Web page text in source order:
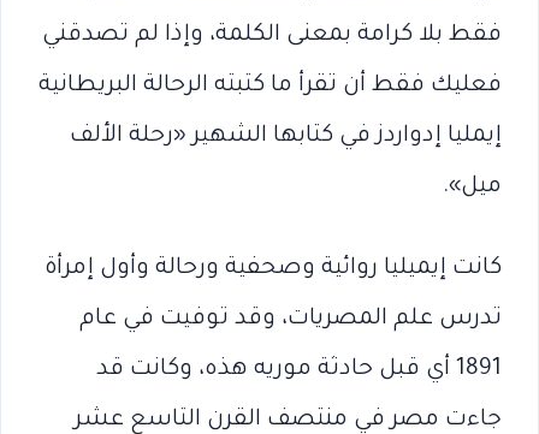
فقط بلا كرامة بمعنى الكلمة، وإذا لم تصدقني
فعليك فقط أن تقرأ ما كتبته الرحالة البريطانية
إيمليا إدواردز في كتابها الشهير «رحلة الألف
ميل».
كانت إيميليا روائية وصحفية ورحالة وأول إمرأة
تدرس علم المصريات، وقد توفيت في عام
1891 أي قبل حادثة موريه هذه، وكانت قد
جاءت مصر في منتصف القرن التاسع عشر